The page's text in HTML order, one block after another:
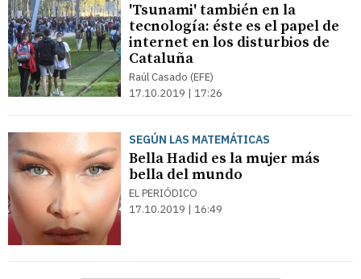
'Tsunami' también en la
tecnología: éste es el papel de
internet en los disturbios de
Cataluña
Raúl Casado (EFE)
17.10.2019 | 17:26
SEGÚN LAS MATEMÁTICAS
Bella Hadid es la mujer más
bella del mundo
EL PERIÓDICO
17.10.2019 | 16:49